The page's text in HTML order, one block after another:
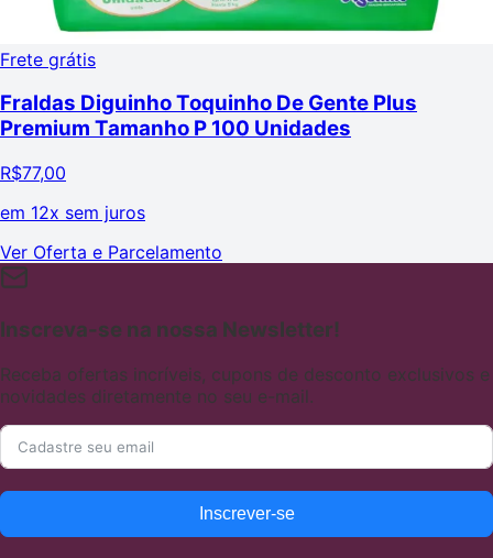
Frete grátis
Fraldas Diguinho Toquinho De Gente Plus
Premium Tamanho P 100 Unidades
R$77,00
em 12x sem juros
Ver Oferta e Parcelamento
Inscreva-se na nossa Newsletter!
Receba ofertas incríveis, cupons de desconto exclusivos e
novidades diretamente no seu e-mail.
Inscrever-se